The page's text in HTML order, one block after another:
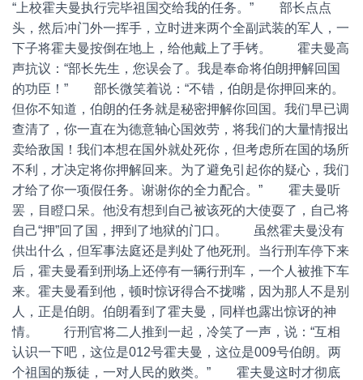
“上校霍夫曼执行完毕祖国交给我的任务。” 部长点点
头，然后冲门外一挥手，立时进来两个全副武装的军人，一
下子将霍夫曼按倒在地上，给他戴上了手铐。 霍夫曼高
声抗议：“部长先生，您误会了。我是奉命将伯朗押解回国
的功臣！” 部长微笑着说：“不错，伯朗是你押回来的。
但你不知道，伯朗的任务就是秘密押解你回国。我们早已调
查清了，你一直在为德意轴心国效劳，将我们的大量情报出
卖给敌国！我们本想在国外就处死你，但考虑所在国的场所
不利，才决定将你押解回来。为了避免引起你的疑心，我们
才给了你一项假任务。谢谢你的全力配合。” 霍夫曼听
罢，目瞪口呆。他没有想到自己被该死的大使耍了，自己将
自己“押”回了国，押到了地狱的门口。 虽然霍夫曼没有
供出什么，但军事法庭还是判处了他死刑。当行刑车停下来
后，霍夫曼看到刑场上还停有一辆行刑车，一个人被推下车
来。霍夫曼看到他，顿时惊讶得合不拢嘴，因为那人不是别
人，正是伯朗。伯朗看到了霍夫曼，同样也露出惊讶的神
情。 行刑官将二人推到一起，冷笑了一声，说：“互相
认识一下吧，这位是012号霍夫曼，这位是009号伯朗。两
个祖国的叛徒，一对人民的败类。” 霍夫曼这时才彻底